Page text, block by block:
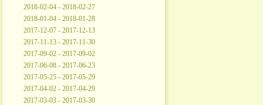
2018-02-04 - 2018-02-27
2018-01-04 - 2018-01-28
2017-12-07 - 2017-12-13
2017-11-13 - 2017-11-30
2017-09-02 - 2017-09-02
2017-06-08 - 2017-06-23
2017-05-25 - 2017-05-29
2017-04-02 - 2017-04-29
2017-03-03 - 2017-03-30